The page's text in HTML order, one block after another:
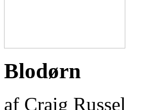
Blodørn
af Craig Russel